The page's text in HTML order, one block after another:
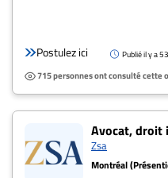
entreprises
Page
entreprises
un
emploi
Postulez ici Publié il y a
715 personnes ont consulté cette
Avocat, droit
Zsa
Montréal